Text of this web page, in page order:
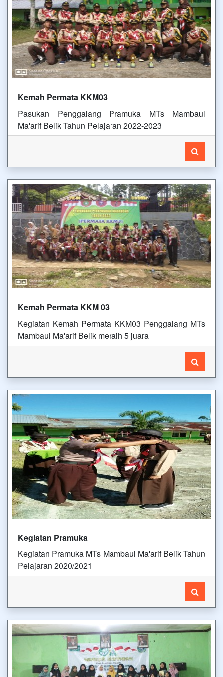
Kemah Permata KKM03
Pasukan Penggalang Pramuka MTs Mambaul
Ma'arif Belik Tahun Pelajaran 2022-2023
Kemah Permata KKM 03
Kegiatan Kemah Permata KKM03 Penggalang MTs
Mambaul Ma'arif Belik meraih 5 juara
Kegiatan Pramuka
Kegiatan Pramuka MTs Mambaul Ma'arif Belik Tahun
Pelajaran 2020/2021